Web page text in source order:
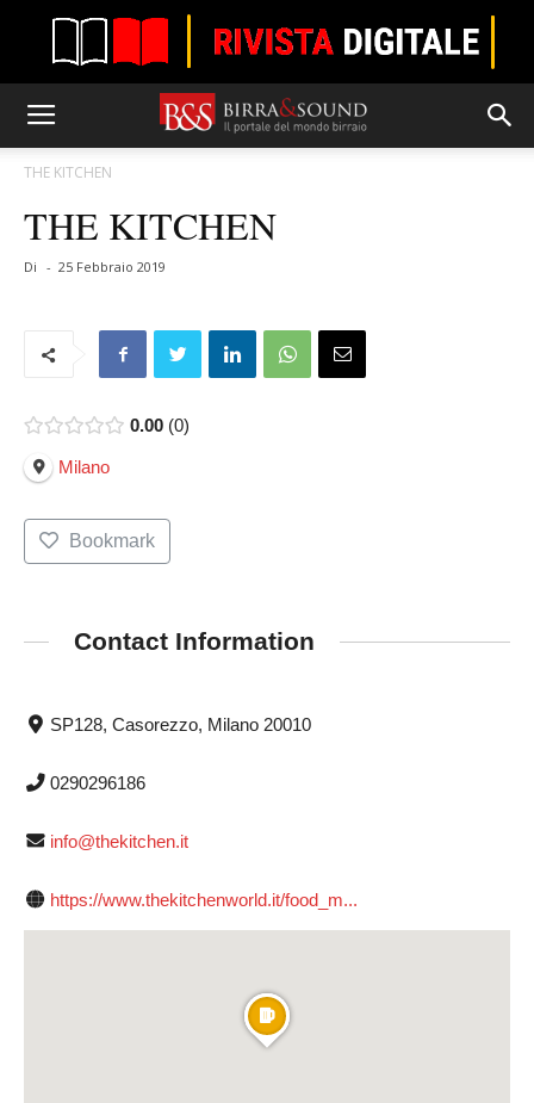
THE KITCHEN
THE KITCHEN
Di - 25 Febbraio 2019
0.00 0
Milano
Bookmark
Contact Information
SP128, Casorezzo, Milano 20010
0290296186
info@thekitchen.it
https://www.thekitchenworld.it/food_m...